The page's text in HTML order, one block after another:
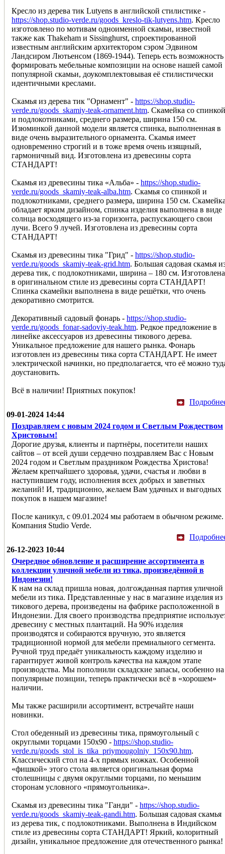
Кресло из дерева тик Lutyens в английской стилистике -
https://shop.studio-verde.ru/goods_kreslo-tik-lutyens.htm. Кресло
изготовлено по мотивам одноименной скамьи, известной
также как Thakeham и Sissinghurst, спроектированной
известным английским архитектором сэром Эдвином
Ландсиром Лютьенсом (1869-1944). Теперь есть возможность
формировать мебельные композиции на основе нашей самой
популярной скамьи, доукомплектовывая её стилистически
идентичными креслами.
Скамья из дерева тик "Орнамент" - https://shop.studio-
verde.ru/goods_skamiy-teak-ornament.htm. Скамейка со спинкой
и подлокотниками, среднего размера, ширина 150 см.
Изюминкой данной модели является спинка, выполненная в
виде очень выразительного орнамента. Скамья имеет
одновременно строгий и в тоже время очень изящный,
гармоничный вид. Изготовлена из древесины сорта
СТАНДАРТ!
Скамья из древесины тика «Альба» - https://shop.studio-
verde.ru/goods_skamiy-teak-alba.htm. Скамья со спинкой и
подлокотниками, среднего размера, ширина 150 см.
обладает ярким дизайном, спинка изделия выполнена в виде
солнца восходящего из-за горизонта, распускающего свои
лучи. Всего 9 лучей. Изготовлена из древесины сорта
СТАНДАРТ!
Скамья из древесины тика "Грид" - https://shop.studio-
verde.ru/goods_skamiy-teak-grid.htm. Большая садовая скамья
дерева тик, с подлокотниками, ширина – 180 см. Изготовлена
в оригинальном стиле из древесины сорта СТАНДАРТ!
Спинка скамейки выполнена в виде решётки, что очень
декоративно смотрится.
Декоративный садовый фонарь - https://shop.studio-
verde.ru/goods_fonar-sadoviy-teak.htm. Редкое предложение в
линейке аксессуаров из древесины тикового дерева.
Уникальное предложение для нашего рынка. Фонарь
изготовлен из древесины тика сорта СТАНДАРТ. Не имеет
электрической начинки, но предполагается, что её можно
доустановить.
Всё в наличии! Приятных покупок!
09-01-2024 14:44
Поздравляем с новым 2024 годом и Светлым Рождеством
Христовым!
Дорогие друзья, клиенты и партнёры, посетители наших
сайтов – от всей души сердечно поздравляем Вас с Новым
2024 годом и Светлым праздником Рождества Христова!
Желаем крепчайшего здоровья, удачи, счастья и любви в
наступившем году, исполнения всех добрых и заветных
желаний! И, традиционно, желаем Вам удачных и выгодных
покупок в нашем магазине!
После каникул, с 09.01.2024 мы работаем в обычном режиме.
Компания Studio Verde.
26-12-2023 10:44
Очередное обновление и расширение ассортимента в
коллекции уличной мебели из тика, произведённой в
Индонезии!
К нам на склад пришла новая, долгожданная партия уличной
мебели из тика. Представленные у нас в магазине изделия из
тикового дерева, произведены на фабрике расположенной в
Индонезии. Для своего производства предприятие
древесину с местных плантаций. На 90% изделия
производятся и собираются вручную, это является
традиционной нормой для мебели премиального сегмента.
Ручной труд предаёт уникальность каждому изделию и
гарантирует живой контроль качества на каждом этапе
производства. Мы пополнили складские запасы, особенно на
популярные позиции, теперь практически всё в «хорошем»
наличии.
Мы также расширили ассортимент, встречайте наши
новинки.
Стол обеденный из древесины тика, прямоугольный с
округлыми торцами 150х90 - https://shop.studio-
verde.ru/goods_stol_is_tika_priymougolniy_150x90.htm.
Классический стол на 4-х прямых ножках. Особенной
«фишкой» этого стола является оригинальная форма
столешницы с двумя округлыми торцами, по меньшим
сторонам условного «прямоугольника».
Скамья из древесины тика "Ганди" - https://shop.studio-
verde.ru/goods_skamiy-teak-gandi.htm. Большая садовая скамья
из дерева тик, с подлокотниками. Выполнена в Индийском
стиле из древесины сорта СТАНДАРТ! Яркий, колоритный
дизайн, уникальное предложение для отечественного рынка!